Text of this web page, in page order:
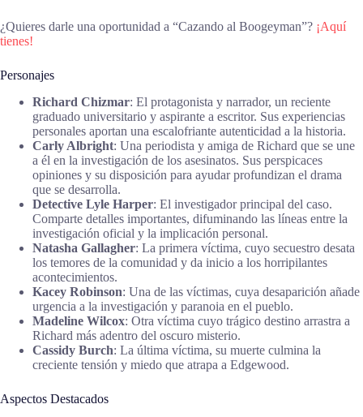
¿Quieres darle una oportunidad a “Cazando al Boogeyman”? ¡Aquí
tienes!
Personajes
Richard Chizmar: El protagonista y narrador, un reciente
graduado universitario y aspirante a escritor. Sus experiencias
personales aportan una escalofriante autenticidad a la historia.
Carly Albright: Una periodista y amiga de Richard que se une
a él en la investigación de los asesinatos. Sus perspicaces
opiniones y su disposición para ayudar profundizan el drama
que se desarrolla.
Detective Lyle Harper: El investigador principal del caso.
Comparte detalles importantes, difuminando las líneas entre la
investigación oficial y la implicación personal.
Natasha Gallagher: La primera víctima, cuyo secuestro desata
los temores de la comunidad y da inicio a los horripilantes
acontecimientos.
Kacey Robinson: Una de las víctimas, cuya desaparición añade
urgencia a la investigación y paranoia en el pueblo.
Madeline Wilcox: Otra víctima cuyo trágico destino arrastra a
Richard más adentro del oscuro misterio.
Cassidy Burch: La última víctima, su muerte culmina la
creciente tensión y miedo que atrapa a Edgewood.
Aspectos Destacados